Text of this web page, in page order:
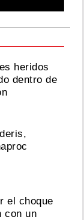
heridos
dentro de
el choque
con un